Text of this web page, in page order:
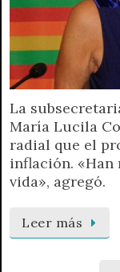
La
María Lucila
radial que el
inflación. «Han
vida», agregó.
Leer más